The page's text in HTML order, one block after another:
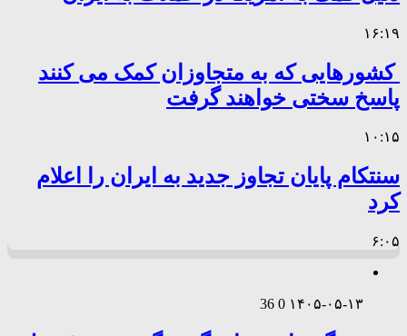
۱۶:۱۹
کشورهایی که به متجاوزان کمک می کنند
پاسخ سختی خواهند گرفت
۱۰:۱۵
سنتکام پایان تجاوز جدید به ایران را اعلام
کرد
۶:۰۵
۱۴۰۵-۰۵-۱۳ 0
36